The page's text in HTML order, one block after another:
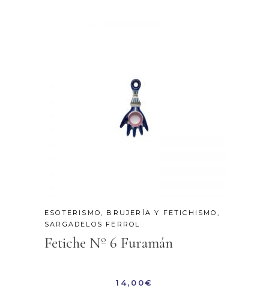
ESOTERISMO, BRUJERÍA Y FETICHISMO ,
SARGADELOS FERROL
Fetiche Nº 6 Furamán
14,00€